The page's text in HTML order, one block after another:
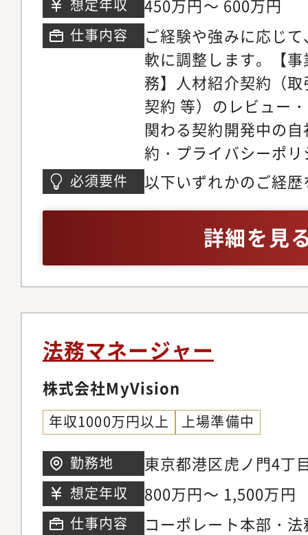
■ 事業成長の最前線
きる ・新規プロダクト開発やTikTokShop展
開等において、事業
計から関与 ・役員直下で「攻めと守りの法
務」を実現■ 一人法
の裁量と成長 ・契約レビューにとどまらず、
業務設計・制度構築から携わ
夫で「事業にフィッ
法務キャリア実績あり ・自分の得意領域を活
かし、法務としての
プロダクトやリーガルテ
開発のデータ基盤や
用いた業務設計 ・リーガル業務のAIを用いた
自動化・効率化を積
距離の近さ ・Slackでの部門横断的な連携に
より、経営視点での事業
からの提案が即座に
境■ ライフスタイルとキ
実績・家庭との両立
想定年収 450万円～ 600万円
仕事内容
ご経験や強みに応じ
軟に調整します。【
務】人材紹介契約（
契約 等）のレビュー
関わる契約開発中の
約・プライバシーポ
業の立ち上げに参画
計NDA・各種契約の
らの法務相談対応、
先デューデリジェン
財産（商標・著作権
ンス研修の企画・実
備・標準化【商事法
レートガバナンス領
知作成、議事録作成
サル対応取締役会・
成、資料準備、議事
変更手続き（役員変
の整備・改訂・運用
社・監査法人・取引所
必須要件
以下いずれかのご経
詳細を見
法務マネージャー
株式会社MyVision
年収1000万円以上 上場準備中
勤務地
東京都港区虎ノ門4丁
ワー 24階
想定年収 800万円～ 1,500万円
仕事内容
コーポレート本部・